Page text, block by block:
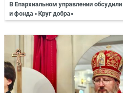
В Епархиальном управлении
и фонда «Круг добра»